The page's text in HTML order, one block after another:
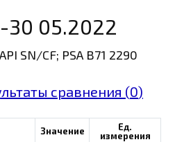
30 05.2022
SN/CF; PSA B71 2290
сравнения (0)
Значение
Ед.
измерения